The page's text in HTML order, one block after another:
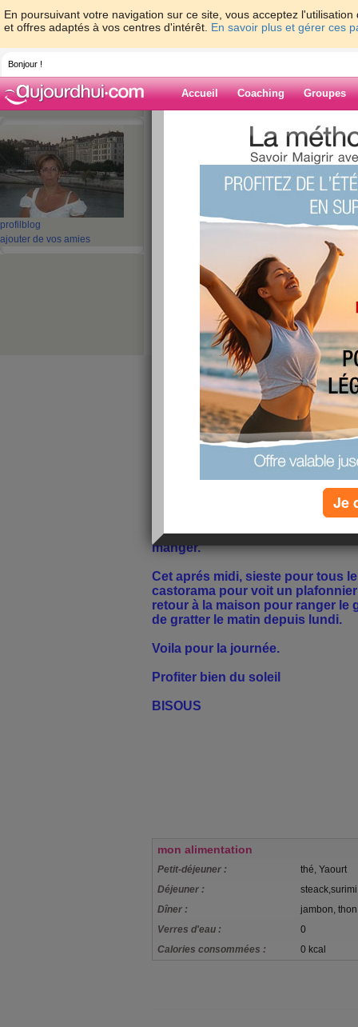
En poursuivant votre navigation sur ce site, vous acceptez
et offres adaptés à vos centres d'intérêt. En savoir plus et gérer ces
Bonjour !
Accueil Coaching Groupes
profil blog
ajouter de vos amies
> > Mercredi
Blog de
Mercredi
De très bonne humeur ce matin
Malgré la rencontre avec les
été génial hier soir mmais je m'y
Ce matin rendez vous chez
pour les résultats des 2 dents
de quad apparament pour le
Direction galerie marchande
Après carrefour pour les
travaille pas. On a tout rangé et
manger.
Cet aprés midi, sieste pour tous
castorama pour voit un
retour à la maison pour ranger le
de gratter le matin depuis lundi.
Voila pour la journée.
Profiter bien du soleil
BISOUS
mon alimentation
Petit-déjeuner :
thé, Yaourt
Déjeuner :
Dîner :
jambon,
Verres d'eau :
0
Calories consommées :
0 kcal
Je